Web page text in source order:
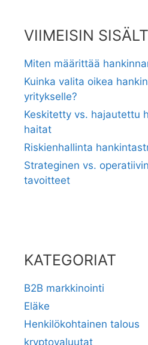
VIIMEISIN
Miten määrittää
Kuinka valita oikea
yritykselle?
Keskitetty vs. hajautettu
haitat
Riskienhallinta
Strateginen vs.
tavoitteet
KATEGORIAT
B2B markkinointi
Eläke
Henkilökohtainen talous
kryptovaluutat